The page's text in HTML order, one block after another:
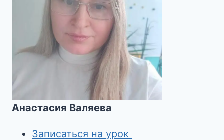
Анастасия Валяева
Записаться на урок